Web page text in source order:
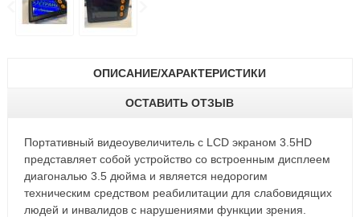
ОПИСАНИЕ/ХАРАКТЕРИСТИКИ
ОСТАВИТЬ ОТЗЫВ
Портативный видеоувеличитель с LCD экраном 3.5HD
представляет собой устройство со встроенным дисплеем
диагональю 3.5 дюйма и является недорогим
техническим средством реабилитации для слабовидящих
людей и инвалидов с нарушениями функции зрения.